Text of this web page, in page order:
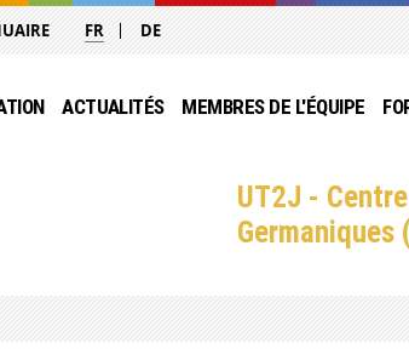
FR DE
ACTUALITÉS MEMBRES DE L'ÉQUIPE
UT2J -
Germaniques